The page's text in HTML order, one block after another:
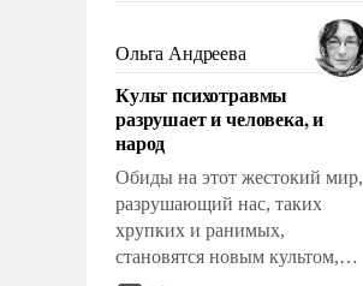
сложна и амбициозна. Однако
и ее реализация радикально
поднимет наши боевые
возможности.
Ольга Андреева
Культ психотравмы
разрушает и человека, и
народ
Обиды на этот жестокий мир,
разрушающий нас, таких
хрупких и ранимых,
становятся новым культом,